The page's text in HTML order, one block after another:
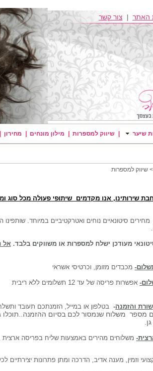
האתר | צור קשר
שיער שיווק למספרות מילון מונחים מחירון
שיווק למספרות
שירותינו, אנו מקדמים שיתופי פעולה מכל סוג
מחירים סיטונאיים נוחים ואטרקטיביים במיוחד.
מעודכן ישלח למספרות או משווקים בלבד. אל
מכבדים מזומן, וכרטיסי אשראי
אפשרות פריסה של עד 12 תשלומים ללא ריבית
והזמנה- בטלפון או במייל, הזמנתכם תעובד
מספר משלוח שנמסור לכם בסיום ההזמנה..תוכלו
משלוחים מהירים באמצעות שליח בפריסה ארצית
וזמין, מענה אדיב, הדרכה ומתן פתרונות